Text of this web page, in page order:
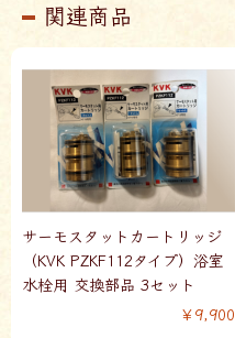
関連商品
サーモスタットカートリッジ
（KVK PZKF112タイプ）浴室
水栓用 交換部品 3セット
￥9,900